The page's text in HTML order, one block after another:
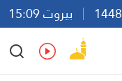
بيروت 15:09
Ar
En Fr Es